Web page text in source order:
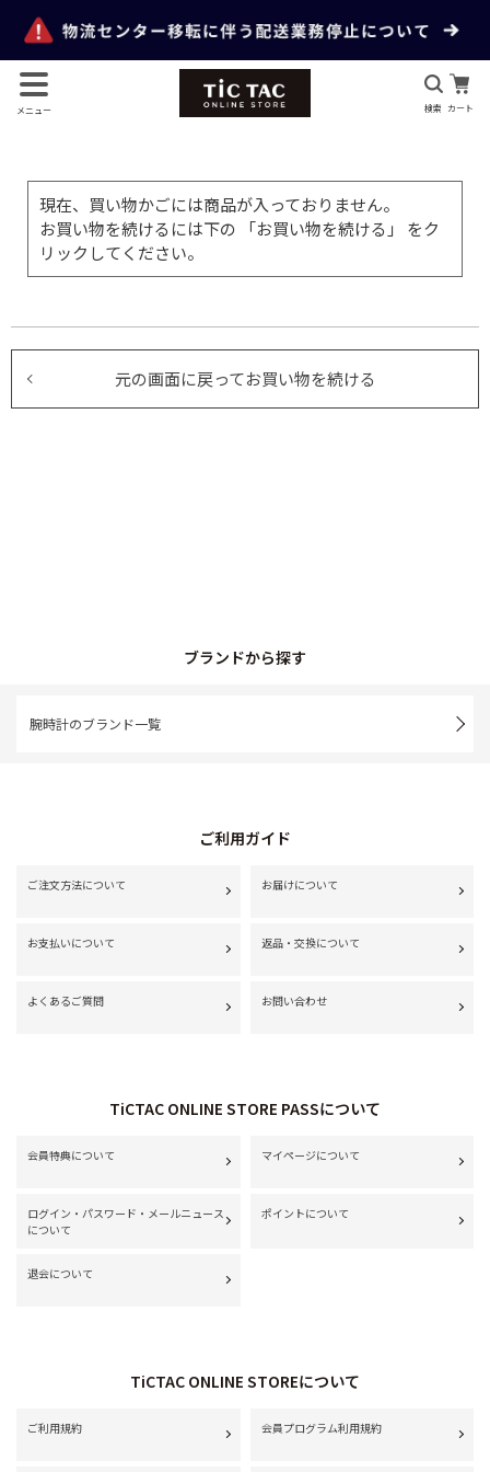
メニュー 検索 カート
現在、買い物かごには商品が入っておりません。
お買い物を続けるには下の 「お買い物を続ける」 をク
リックしてください。
元の画面に戻ってお買い物を続ける
ブランドから探す
腕時計のブランド一覧
ご利用ガイド
ご注文方法について お届けについて
お支払いについて 返品・交換について
よくあるご質問 お問い合わせ
TiCTAC ONLINE STORE PASSについて
会員特典について マイページについて
ログイン・パスワード・メールニュース
について
ポイントについて
退会について
TiCTAC ONLINE STOREについて
ご利用規約 会員プログラム利用規約